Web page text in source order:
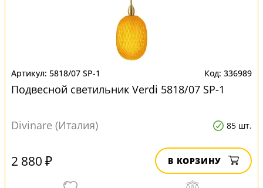
5818/07 SP-1 336989
Подвесной светильник Verdi 5818/07 SP-1
Divinare (Италия) 85 шт.
2 880 ₽ В КОРЗИНУ